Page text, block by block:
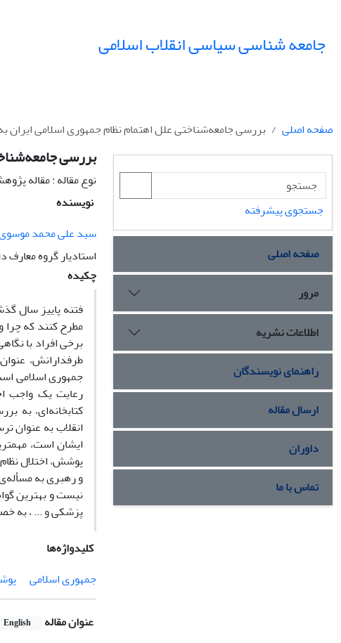
جامعه شناسی سیاسی انقلاب اسلامی
صفحه اصلی بررسی جامعه‌شناختی علل اهتمام نظام جمهوری اسلامی ایران
بررسی
نوع مقاله : مقاله
نویسنده
سید علی محمد
استادیار گروه
چکیده
مطرح کنند که چرا
برخی افراد با
طرفدارانش،
جمهوری اسلامی
رعایت یک واجب
کتابخانه‌ای، به
انقلاب به عنوان
ایشان است،
پوشش، اختلال
و رهبری به
نیست و بهترین
پزشکی و ... ، به
کلیدواژه‌ها
جمهوری اسلامی
عنوان مقاله English
جستجوی پیشرفته
صفحه اصلی
مرور
اطلاعات نشریه
راهنمای نویسندگان
ارسال مقاله
داوران
تماس با ما